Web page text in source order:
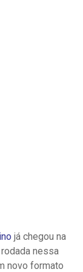
já chegou na
nessa
novo formato